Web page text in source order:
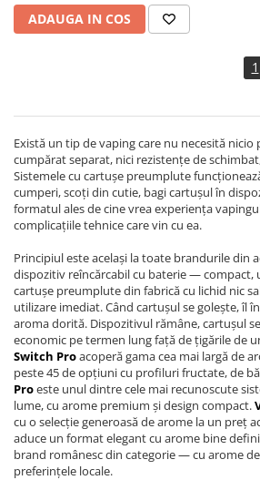
ADAUGA IN COS
1
Există un tip de vaping care nu necesită nicio
cumpărat separat, nici rezistențe de
Sistemele cu cartușe preumplute
cumperi, scoți din cutie, bagi cartușul în
formatul ales de cine vrea experiența
complicațiile tehnice care vin cu ea.
Principiul este același la toate brandurile din
dispozitiv reîncărcabil cu baterie —
cartușe preumplute din fabrică cu lichid nic
utilizare imediat. Când cartuşul se golește, îl
aroma dorită. Dispozitivul rămâne, cartușul
economic pe termen lung față de țigările de
Switch Proacoperă gama cea mai largă de
peste 45 de opțiuni cu profiluri fructate, de
Proeste unul dintre cele mai recunoscute
lume, cu arome premium și design compact.
cu o selecție generoasă de arome la un preț
aduce un format elegant cu arome bine
brand românesc din categorie — cu arome
preferințele locale.